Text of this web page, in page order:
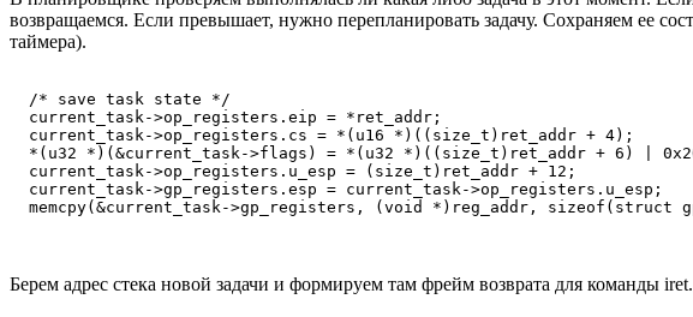
возвращаемся. Если превышает, нужно перепланировать задачу. Сохраняем ее
таймера).
  /* save task state */
  current_task->op_registers.eip = *ret_addr;
  current_task->op_registers.cs = *(u16 *)((size_t)ret_addr + 4);
*(u32 *)(&current_task->flags) = *(u32 *)((size_t)ret_addr + 6) |
  current_task->op_registers.u_esp = (size_t)ret_addr + 12;
  current_task->gp_registers.esp = current_task->op_registers.u_esp;
Берем адрес стека новой задачи и формируем там фрейм возврата для команды